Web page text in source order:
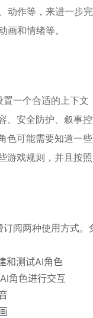
动作等，来进一步
画和情绪等。
一个合适的上下
、安全防护、叙事
色可能需要知道一
戏规则，并且按照
阅两种使用方式。
和测试AI角色
角色进行交互